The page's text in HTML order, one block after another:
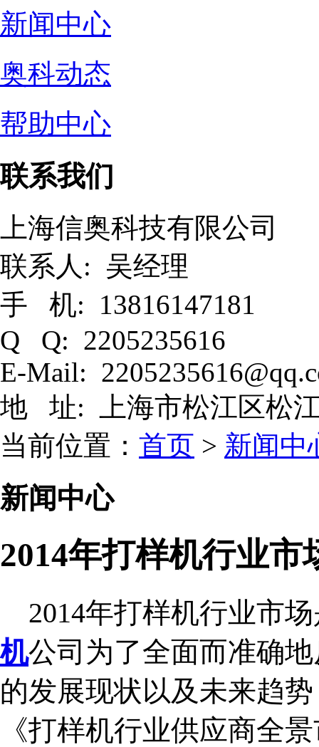
新闻中心
奥科动态
帮助中心
联系我们
上海信奥科技有限公司
联系人: 吴经理
手 机: 13816147181
Q Q: 2205235616
E-Mail:
地 址: 上海市松江区松
当前位置： 首页 > 新闻中
新闻中心
2014年打样机行业市
2014年打样机行业市
机公司 为了全面而准确
的发展现状以及未来趋
《打样机行业供应商全